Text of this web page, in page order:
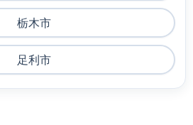
栃木市
足利市